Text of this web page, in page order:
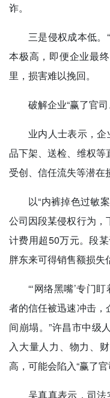
诈。
三是侵权成本低。
本极高，即便企业最
里，损害难以挽回。
破解企业“赢了官
业内人士表示，企
品下架、送检、维权
受创、信任流失等潜在
以“内裤掉色过敏
公司因段某侵权行为，
计费用超50万元。段
胖东来可得销售额损失
“‘网络黑嘴’专门
者的信任被迅速冲击
间崩塌。”许昌市中级
入大量人力、物力、
高，可能会陷入“赢了官
吴真真表示，司法